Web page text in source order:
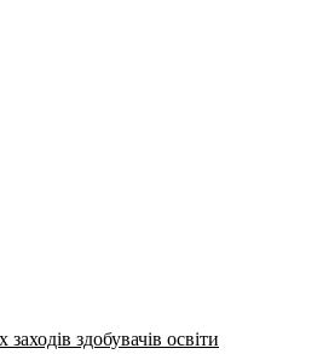
здобувачів освіти